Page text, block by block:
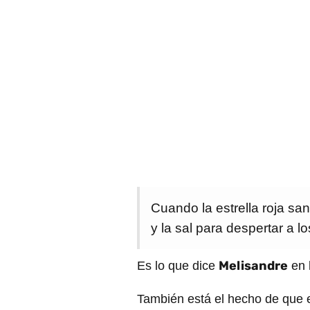
Cuando la estrella roja
y la sal para despertar a
Es lo que dice Melisandre en
También está el hecho de